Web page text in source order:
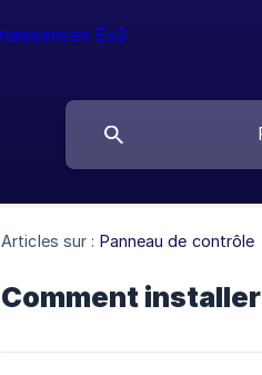
Articles sur : Panneau de contrôle
Comment